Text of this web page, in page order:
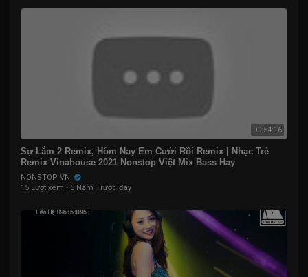
00:54:16
Sợ Lắm 2 Remix, Hôm Nay Em Cưới Rồi Remix | Nhạc Trẻ
Remix Vinahouse 2021 Nonstop Việt Mix Bass Hay
NONSTOP VN
15 Lượt xem · 5 Năm Trước đây